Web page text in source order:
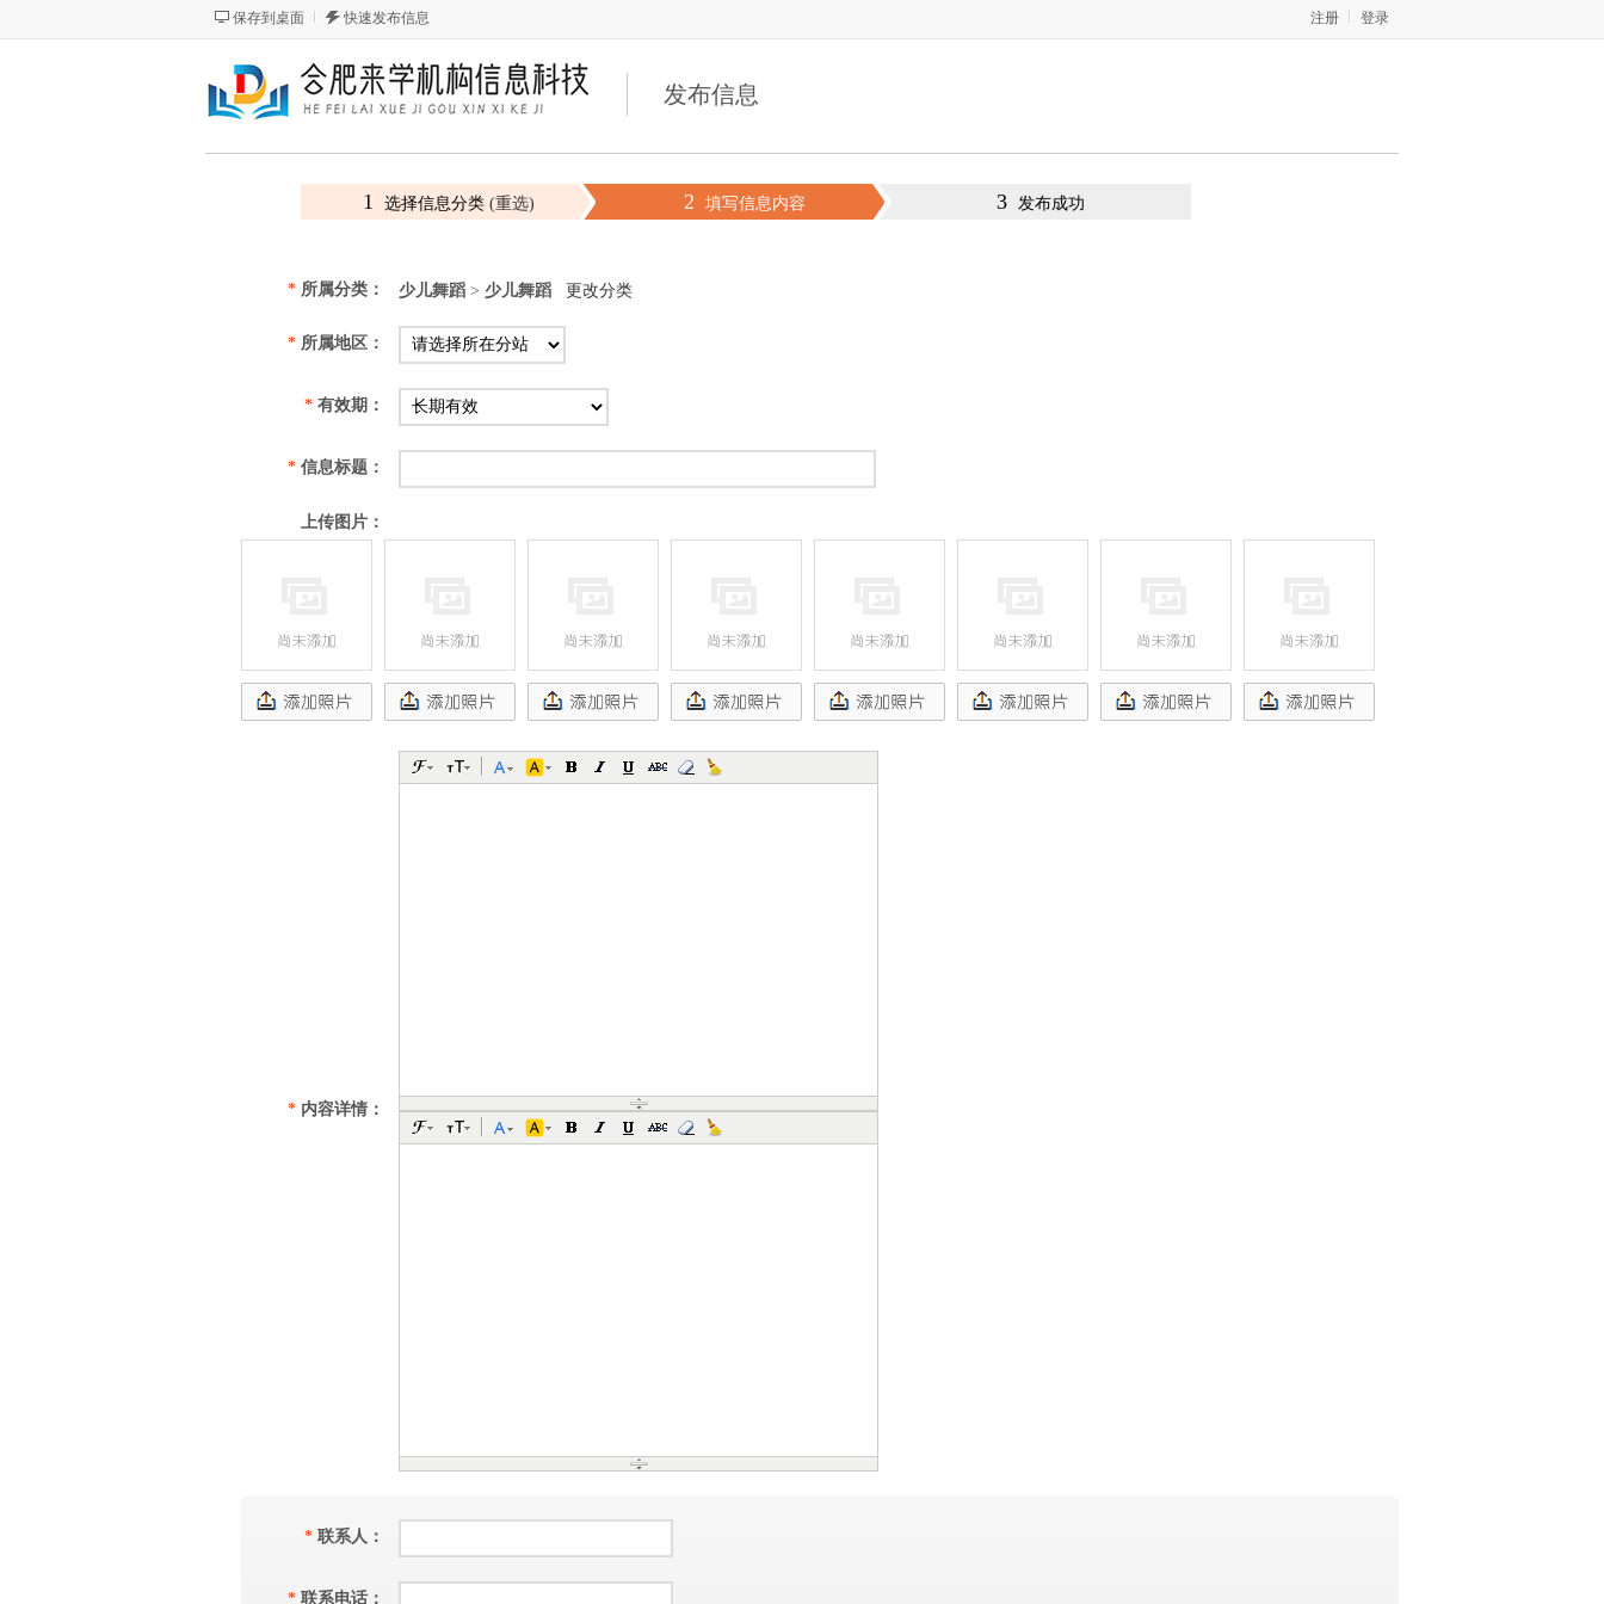
保存到桌面 快速发布信息 登录
注册
发布信息
1 选择信息分类 (重选) 2 填写信息内容 3 发布成功
* 所属分类： 少儿舞蹈 > 少儿舞蹈 更改分类
* 所属地区：
* 有效期：
* 信息标题：
上传图片：
* 内容详情：
* 联系人：
* 联系电话：